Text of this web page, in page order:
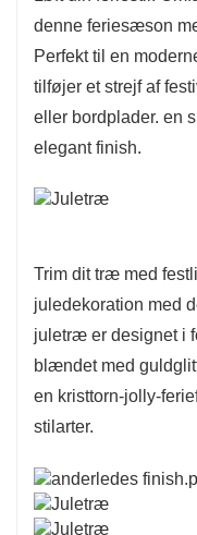
designet til at
denne feriesæson
Perfekt til en
tilføjer et strejf af
eller bordplader. en
elegant finish.
Trim dit træ med
juledekoration med
juletræ er designet i
blændet med
en kristtorn-jolly-
stilarter.